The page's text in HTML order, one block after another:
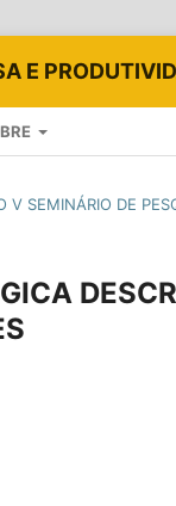
E
SEMINÁRIO DE